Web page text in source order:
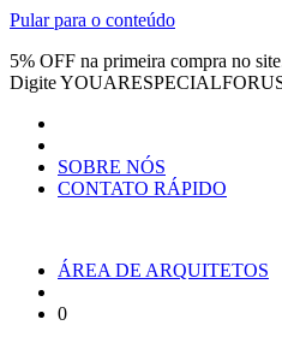
Pular para o conteúdo
5% OFF na primeira compra no
Digite
SOBRE NÓS
CONTATO RÁPIDO
ÁREA DE ARQUITETOS
0